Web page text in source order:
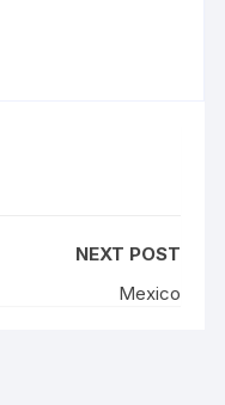
NEXT POST
Mexico